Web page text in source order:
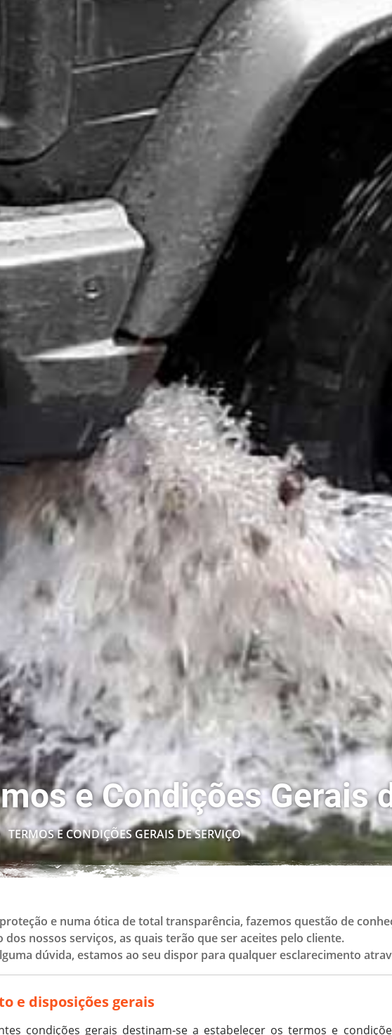
e Condições Gerais
TERMOS E CONDIÇÕES GERAIS DE SERVIÇO
e numa ótica de total transparência, fazemos questão de
dos nossos serviços, as quais terão que ser aceites pelo cliente.
dúvida, estamos ao seu dispor para qualquer esclarecimento
e disposições gerais
condições gerais destinam-se a estabelecer os termos e